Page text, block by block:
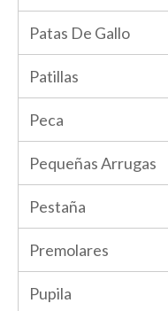
Patas De Gallo
Patillas
Peca
Pequeñas Arrugas
Pestaña
Premolares
Pupila